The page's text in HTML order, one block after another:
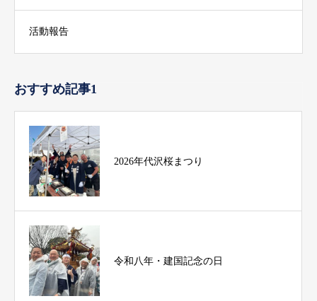
活動報告
おすすめ記事1
2026年代沢桜まつり
令和八年・建国記念の日